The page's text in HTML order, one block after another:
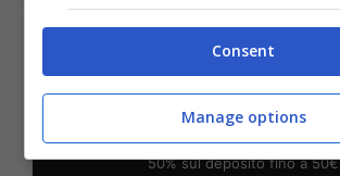
50% sul deposito fino a 50€
Consent
Manage options